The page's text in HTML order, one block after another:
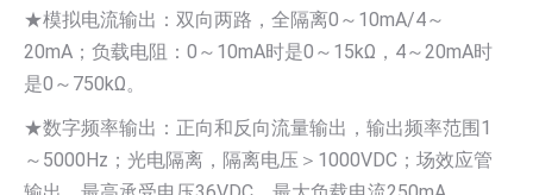
★模拟电流输出：双向两路，全隔离0～10mA/4～
20mA；负载电阻：0～10mA时是0～15kΩ，4～20mA时
是0～750kΩ。
★数字频率输出：正向和反向流量输出，输出频率范围1
～5000Hz；光电隔离，隔离电压＞1000VDC；场效应管